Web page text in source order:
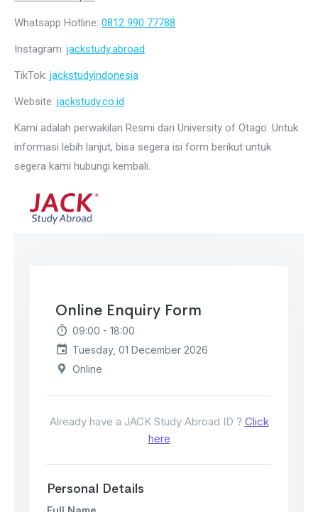
Whatsapp Hotline: 0812 990 77788
Instagram: jackstudy.abroad
TikTok: jackstudyindonesia
Website: jackstudy.co.id
Kami adalah perwakilan Resmi dari University of Otago. Untuk
informasi lebih lanjut, bisa segera isi form berikut untuk
segera kami hubungi kembali.